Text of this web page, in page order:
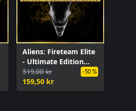
Aliens: Fireteam Elite
- Ultimate Edition
Upgrade
319,00 kr
159,50 kr
-50 %